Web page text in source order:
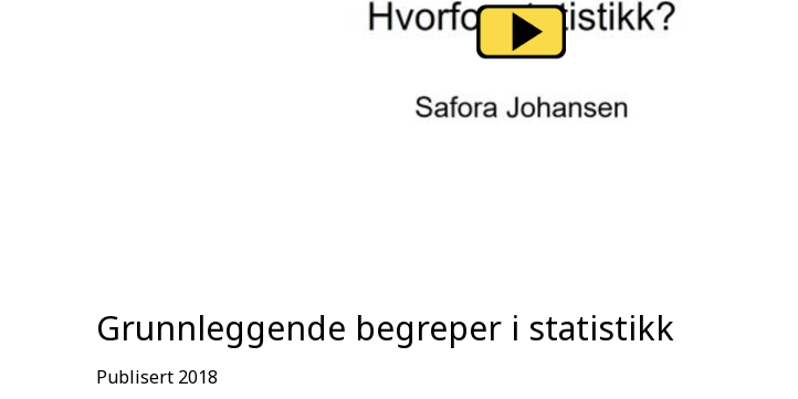
Grunnleggende begreper i statistikk
Publisert 2018